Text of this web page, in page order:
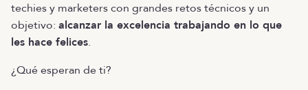
techies y marketers con grandes retos técnicos y un
objetivo: alcanzar la excelencia trabajando en lo que
les hace felices.
¿Qué esperan de ti?